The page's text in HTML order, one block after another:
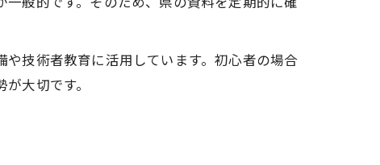
技術者教育に活用しています。初心者の場合
大切です。